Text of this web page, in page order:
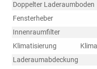
Doppelter Laderaumboden
Fensterheber
Innenraumfilter
Klimatisierung
Laderaumabdeckung